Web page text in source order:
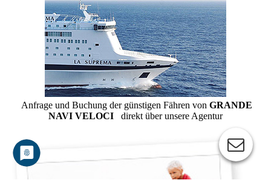
Anfrage und Buchung der günstigen Fähren von GRANDE
NAVI VELOCI direkt über unsere Agentur